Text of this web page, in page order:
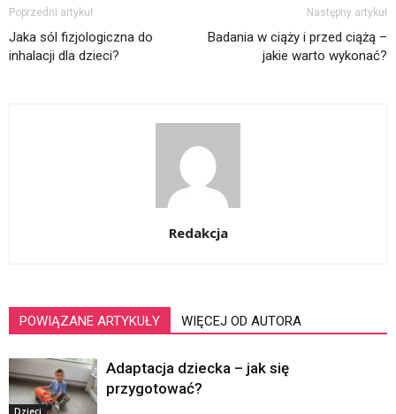
Poprzedni artykuł
Jaka sól fizjologiczna do
inhalacji dla dzieci?
Następny artykuł
Badania w ciąży i przed ciążą –
jakie warto wykonać?
Redakcja
POWIĄZANE ARTYKUŁY WIĘCEJ OD AUTORA
Dzieci
Adaptacja dziecka – jak się
przygotować?